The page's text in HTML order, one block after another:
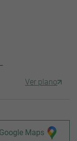
Ver plano
Maps